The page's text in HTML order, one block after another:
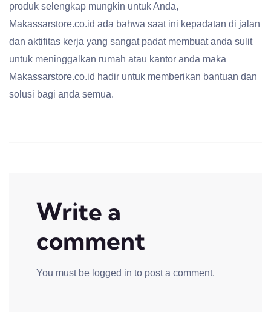
produk selengkap mungkin untuk Anda,
Makassarstore.co.id ada bahwa saat ini kepadatan di jalan
dan aktifitas kerja yang sangat padat membuat anda sulit
untuk meninggalkan rumah atau kantor anda maka
Makassarstore.co.id hadir untuk memberikan bantuan dan
solusi bagi anda semua.
Write a
comment
You must be logged in to post a comment.